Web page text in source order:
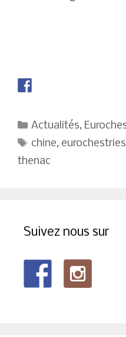
Catégories
Actualités,
Étiquettes
chine,
thenac
Suivez nous sur